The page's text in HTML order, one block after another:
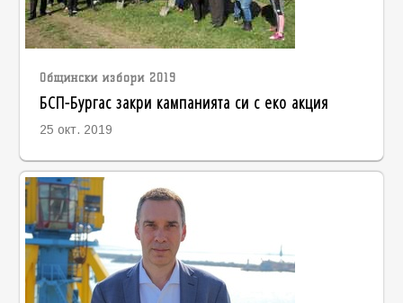
Общински избори 2019
БСП-Бургас закри кампанията си с еко акция
25 окт. 2019